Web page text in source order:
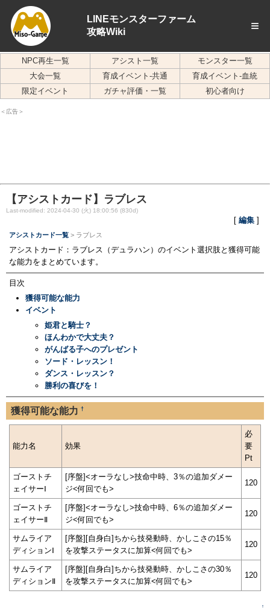
LINEモンスターファーム
攻略Wiki
≡
NPC再生一覧 アシスト一覧
モンスター一覧
大会一覧
育成イベント-共通
育成イベント-血統
限定イベント
ガチャ評価・一覧 初心者向け
＜広告＞
【アシストカード】ラブレス
Last-modified: 2024-04-30 (火) 18:00:56 (830d)
[ 編集 ]
アシストカード一覧 > ラブレス
アシストカード：ラブレス（デュラハン）のイベント選択肢と獲得可能
な能力をまとめています。
目次
獲得可能な能力
イベント
姫君と騎士？
ほんわかで大丈夫？
がんばる子へのプレゼント
ソード・レッスン！
ダンス・レッスン？
勝利の喜びを！
獲得可能な能力 †
能力名 効果
必
要
Pt
ゴーストチ
ェイサーⅠ
[序盤]<オーラなし>技命中時、3％の追加ダメー
ジ<何回でも>
120
ゴーストチ
ェイサーⅡ
[序盤]<オーラなし>技命中時、6％の追加ダメー
ジ<何回でも>
120
サムライア
ディションⅠ
[序盤][自身白]ちから技発動時、かしこさの15％
を攻撃ステータスに加算<何回でも>
120
サムライア
ディションⅡ
[序盤][自身白]ちから技発動時、かしこさの30％
を攻撃ステータスに加算<何回でも>
120
↑